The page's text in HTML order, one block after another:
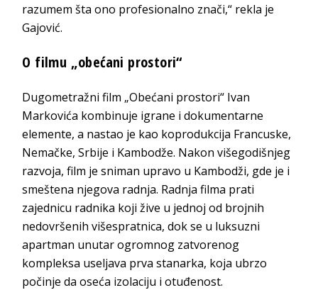
razumem šta ono profesionalno znači,“ rekla je
Gajović.
O filmu „obećani prostori“
Dugometražni film „Obećani prostori“ Ivan
Markovića kombinuje igrane i dokumentarne
elemente, a nastao je kao koprodukcija Francuske,
Nemačke, Srbije i Kambodže. Nakon višegodišnjeg
razvoja, film je sniman upravo u Kambodži, gde je i
smeštena njegova radnja. Radnja filma prati
zajednicu radnika koji žive u jednoj od brojnih
nedovršenih višespratnica, dok se u luksuzni
apartman unutar ogromnog zatvorenog
kompleksa useljava prva stanarka, koja ubrzo
počinje da oseća izolaciju i otuđenost.